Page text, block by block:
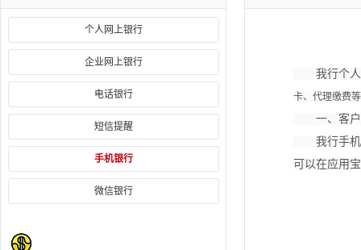
个人网上银行
企业网上银行
电话银行
短信提醒
手机银行
微信银行
我行个人
卡、代理缴费
一、客户
我行手机
可以在应用